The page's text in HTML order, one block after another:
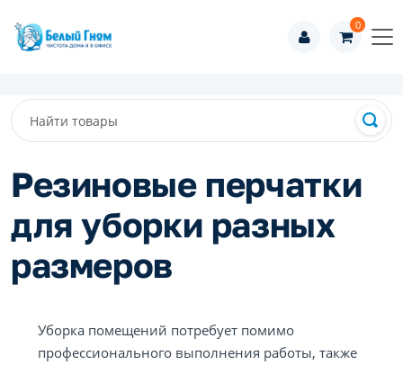
0
Резиновые перчатки
для уборки разных
размеров
Уборка помещений потребует помимо
профессионального выполнения работы, также